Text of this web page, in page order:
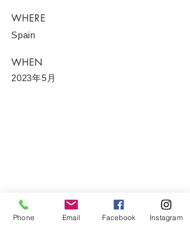
WHERE
Spain
WHEN
2023年5月
Phone Email Facebook Instagram